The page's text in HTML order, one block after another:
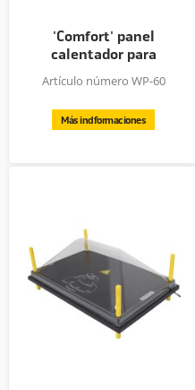
'Comfort' panel
calentador para
pollitos,...
Artículo número WP-60
Más indformaciones